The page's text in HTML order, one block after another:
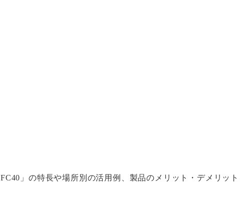
」の特長や場所別の活用例、製品のメリット・デメリッ